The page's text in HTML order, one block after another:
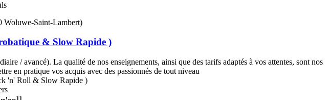
Woluwe-Saint-Lambert)
& Slow Rapide )
/ avancé). La qualité de nos enseignements, ainsi que des tarifs adaptés à vos attentes, sont nos
en pratique vos acquis avec des passionnés de tout niveau